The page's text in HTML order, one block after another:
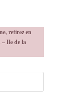
retirez en
Ile de la